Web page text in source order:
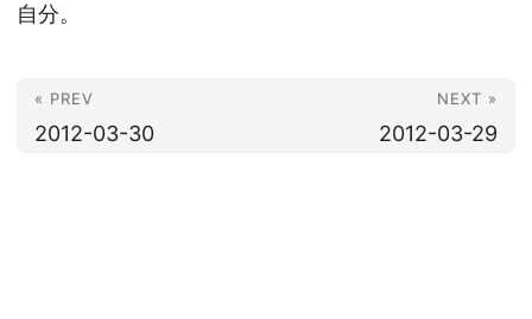
自分。
« PREV
2012-03-30
NEXT »
2012-03-29